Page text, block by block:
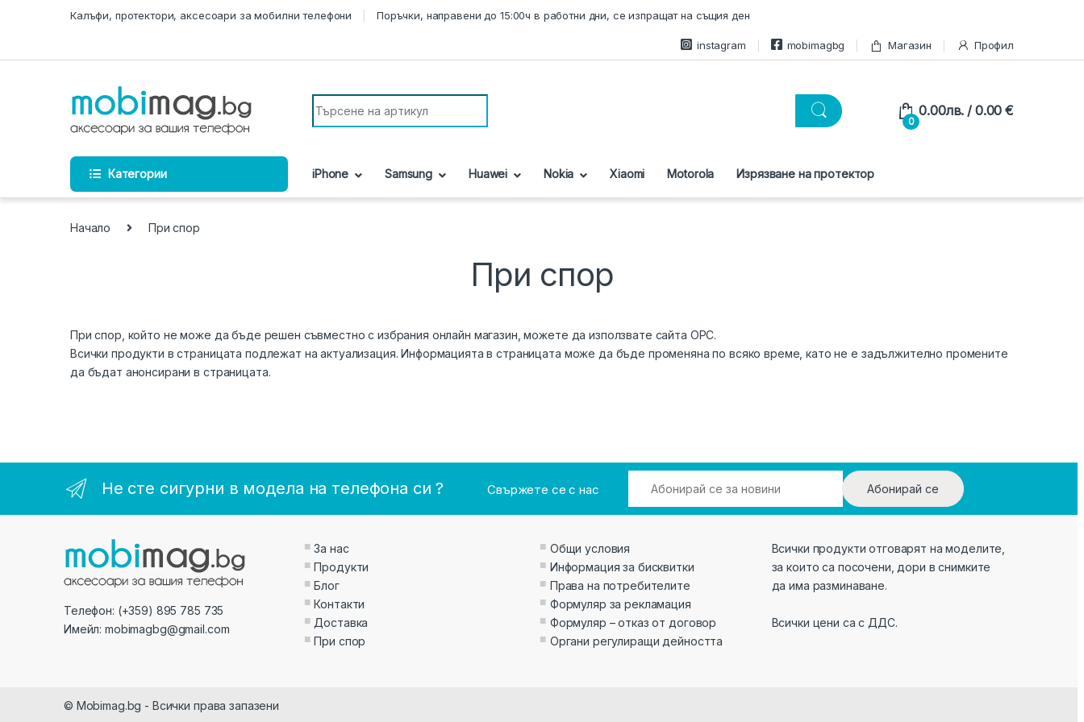
Калъфи, протектори, аксесоари за мобилни телефони Поръчки, направени до 15:00ч в работни дни, се изпращат на същия ден
instagram mobimagbg Магазин Профил
Search for:
0
0.00лв. / 0.00 €
Категории iPhone Samsung Huawei Nokia Xiaomi Motorola Изрязване на протектор
Начало При спор
При спор
При спор, който не може да бъде решен съвместно с избрания онлайн магазин, можете да използвате сайта ОРС.
Всички продукти в страницата подлежат на актуализация. Информацията в страницата може да бъде променяна по всяко време, като не е задължително промените
да бъдат анонсирани в страницата.
Не сте сигурни в модела на телефона си ? Свържете се с нас Абонирай се
Телефон: (+359) 895 785 735
Имейл: mobimagbg@gmail.com
За нас
Продукти
Блог
Контакти
Доставка
При спор
Общи условия
Информация за бисквитки
Права на потребителите
Формуляр за рекламация
Формуляр – отказ от договор
Органи регулиращи дейността
Всички продукти отговарят на моделите,
за които са посочени, дори в снимките
да има разминаване.
Всички цени са с ДДС.
© Mobimag.bg - Всички права запазени